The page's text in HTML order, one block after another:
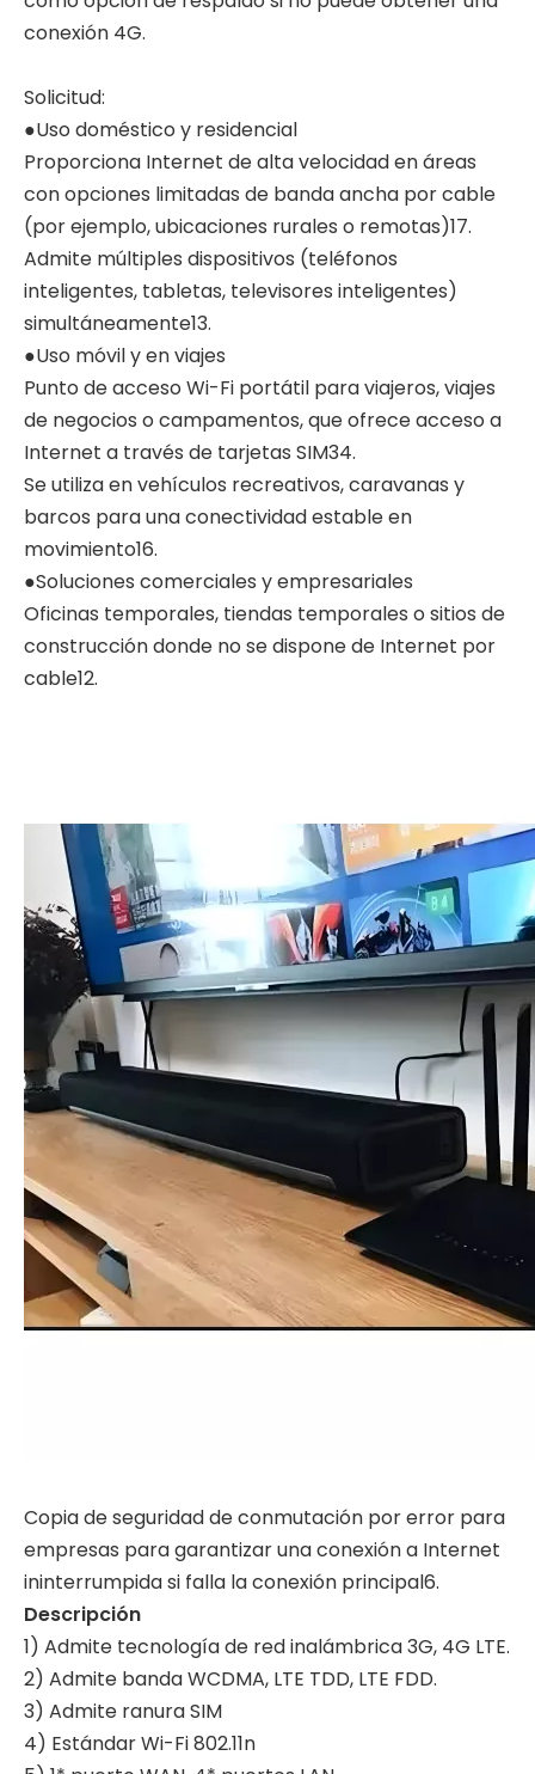
conexión 4G.
Solicitud:
●Uso doméstico y residencial
Proporciona Internet de alta velocidad en áreas
con opciones limitadas de banda ancha por cable
(por ejemplo, ubicaciones rurales o remotas)17.
Admite múltiples dispositivos (teléfonos
inteligentes, tabletas, televisores inteligentes)
simultáneamente13.
●Uso móvil y en viajes
Punto de acceso Wi-Fi portátil para viajeros, viajes
de negocios o campamentos, que ofrece acceso a
Internet a través de tarjetas SIM34.
Se utiliza en vehículos recreativos, caravanas y
barcos para una conectividad estable en
movimiento16.
●Soluciones comerciales y empresariales
Oficinas temporales, tiendas temporales o sitios de
construcción donde no se dispone de Internet por
cable12.
Copia de seguridad de conmutación por error para
empresas para garantizar una conexión a Internet
ininterrumpida si falla la conexión principal6.
Descripción
1) Admite tecnología de red inalámbrica 3G, 4G LTE.
2) Admite banda WCDMA, LTE TDD, LTE FDD.
3) Admite ranura SIM
4) Estándar Wi-Fi 802.11n